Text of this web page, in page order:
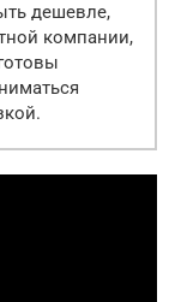
дешевле,
компании,